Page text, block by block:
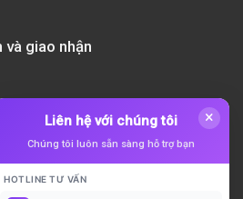
và giao nhận
Liên hệ với chúng tôi
Chúng tôi luôn sẵn sàng hỗ trợ bạn
HOTLINE TƯ VẤN